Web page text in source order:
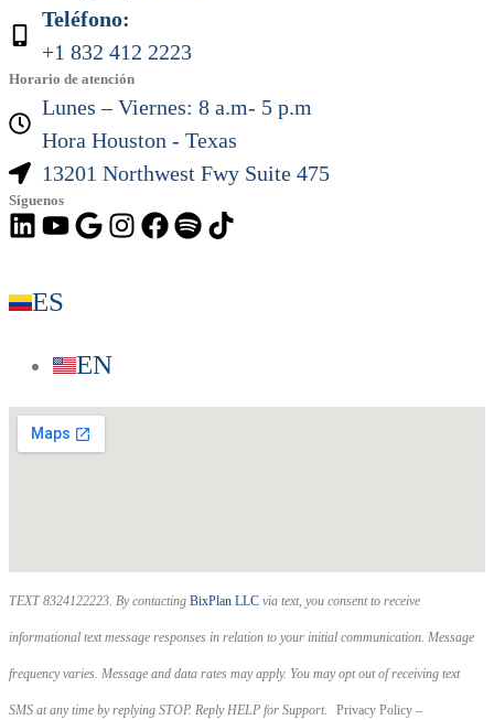
Teléfono:
+1 832 412 2223
Horario de atención
Lunes – Viernes: 8 a.m- 5 p.m
Hora Houston - Texas
13201 Northwest Fwy Suite 475
Síguenos
ES
EN
TEXT 8324122223. By contacting BixPlan LLC via text, you consent to receive
informational text message responses in relation to your initial communication. Message
frequency varies. Message and data rates may apply. You may opt out of receiving text
SMS at any time by replying STOP. Reply HELP for Support. Privacy Policy –